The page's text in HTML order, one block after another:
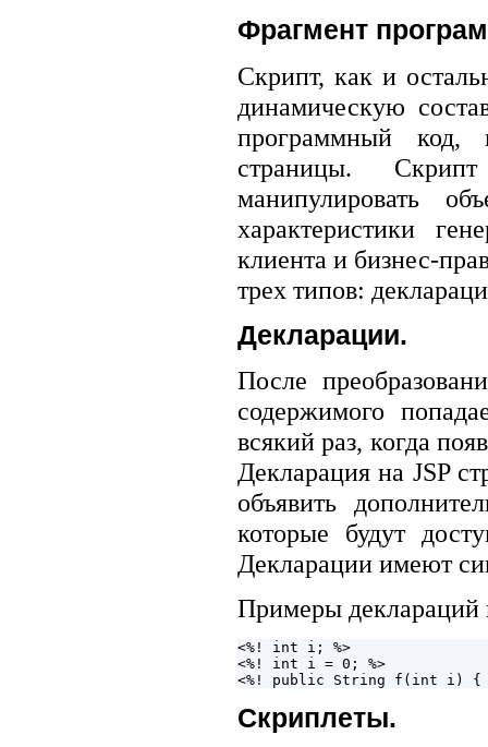
Фрагмент
Скрипт, как и
динамическую
программный код,
страницы.
манипулировать
характеристики
клиента и бизнес-
трех типов:
Декларации.
После
содержимого
всякий раз, когда
Декларация на JSP
объявить
которые будут
Декларации имеют
Примеры деклараций
<%! int i; %>
<%! int i = 0; %>
Скриплеты.